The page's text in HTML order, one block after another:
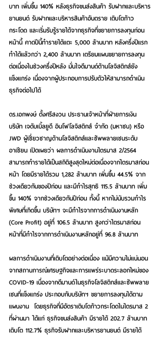
บาท เพิ่มขึ้น 140% หลังธุรกิจขนส่งสินค้า รับฝากและบริหาร
ยานยนต์ รับฝากและบริหารสินค้าอันตราย เติบโตก้าว
กระโดด และเริ่มรับรู้รายได้จากธุรกิจที่ขยายการลงทุนก่อน
หน้านี้ คาดปีนี้ทำรายได้แตะ 5,000 ล้านบาท หลังครึ่งปีแรก
ทำได้แล้วกว่า 2,400 ล้านบาท เตรียมแผนขยายการลงทุน
ต่อเนื่องในช่วงครึ่งปีหลัง มั่นใจดีมานด์ด้านโลจิสติกส์ยัง
แข็งแกร่ง เนื่องจากผู้ประกอบการปรับตัวให้สามารถดำเนิน
ธุรกิจต่อไปได้
ดร.เอกพงษ์ ตั้งศรีสงวน ประธานเจ้าหน้าที่ฝ่ายการเงิน
บริษัท เจดับเบิ้ลยูดี อินโฟโลจิสติกส์ จำกัด (มหาชน) หรือ
JWD ผู้เชี่ยวชาญด้านโลจิสติกส์และซัพพลายเชนระดับ
อาเซียน เปิดเผยว่า ผลการดำเนินงานไตรมาส 2/2564
สามารถทำรายได้เป็นสถิติสูงสุดใหม่ต่อเนื่องจากไตรมาสก่อน
หน้า โดยมีรายได้รวม 1,282 ล้านบาท เพิ่มขึ้น 44.5% จาก
ช่วงเดียวกันของปีก่อน และมีกำไรสุทธิ 115.5 ล้านบาท เพิ่ม
ขึ้น 140% จากช่วงเดียวกันปีก่อน ทั้งนี้ หากไม่นับรวมกำไร
พิเศษที่เกิดขึ้น บริษัทฯ จะมีกำไรจากการดำเนินงานหลัก
(Core Profit) อยู่ที่ 106.5 ล้านบาท สูงกว่าไตรมาสก่อน
หน้าที่มีกำไรจากการดำเนินงานหลักอยู่ที่ 96.8 ล้านบาท
ผลการดำเนินงานที่เติบโตอย่างต่อเนื่อง แม้มีความไม่แน่นอน
จากสถานการณ์เศรษฐกิจและการแพร่ระบาดระลอกใหม่ของ
COVID-19 เนื่องจากดีมานด์ในธุรกิจโลจิสติกส์และซัพพลาย
เชนที่แข็งแกร่ง ประกอบกับบริษัทฯ ขยายการลงทุนได้ตาม
แผนงาน  โดยธุรกิจที่มีอัตราเติบโตก้าวกระโดดในไตรมาส 2
ที่ผ่านมา ได้แก่ ธุรกิจขนส่งสินค้า มีรายได้ 202.7 ล้านบาท
เติบโต 112.7% ธุรกิจรับฝากและบริหารยานยนต์ มีรายได้